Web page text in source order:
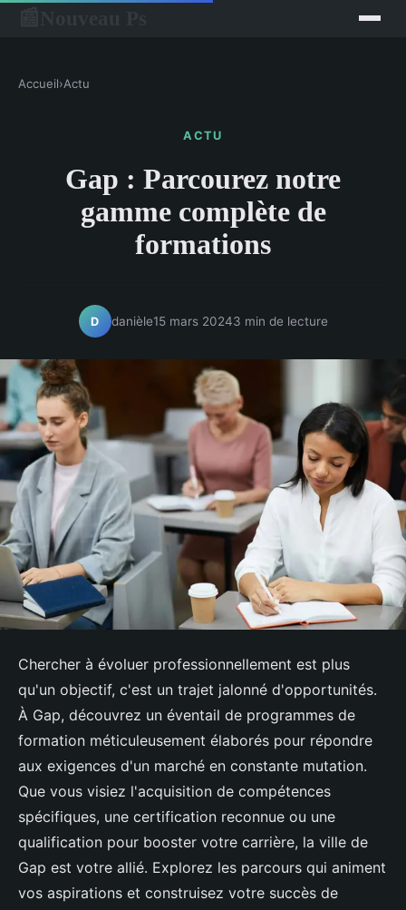
Accueil›Actu
ACTU
Gap : Parcourez notre
gamme complète de
formations
D danièle15 mars 20243 min de lecture
Chercher à évoluer professionnellement est plus
qu'un objectif, c'est un trajet jalonné d'opportunités.
À Gap, découvrez un éventail de programmes de
formation méticuleusement élaborés pour répondre
aux exigences d'un marché en constante mutation.
Que vous visiez l'acquisition de compétences
spécifiques, une certification reconnue ou une
qualification pour booster votre carrière, la ville de
Gap est votre allié. Explorez les parcours qui animent
vos aspirations et construisez votre succès de